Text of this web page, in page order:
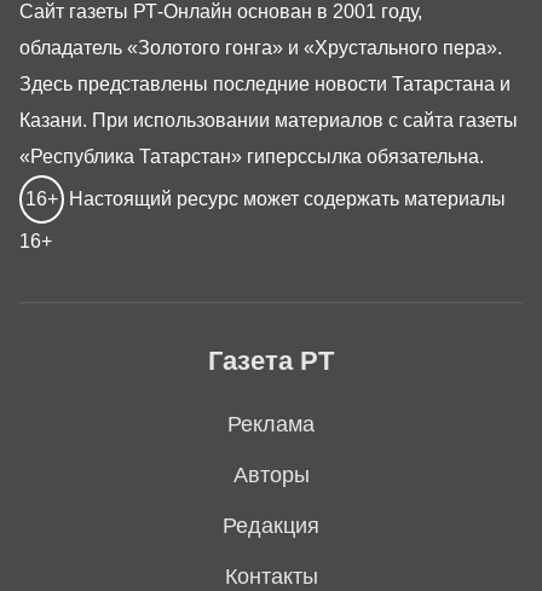
Газета РТ
Реклама
Авторы
Редакция
Контакты
Сайт газеты РТ-Онлайн основан в 2001 году,
обладатель «Золотого гонга» и «Хрустального пера».
Здесь представлены последние новости Татарстана и
Казани. При использовании материалов с сайта газеты
«Республика Татарстан» гиперссылка обязательна.
16+ Настоящий ресурс может содержать материалы
16+